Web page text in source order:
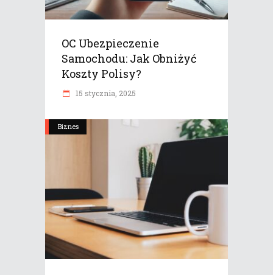
OC Ubezpieczenie
Samochodu: Jak Obniżyć
Koszty Polisy?
15 stycznia, 2025
Biznes